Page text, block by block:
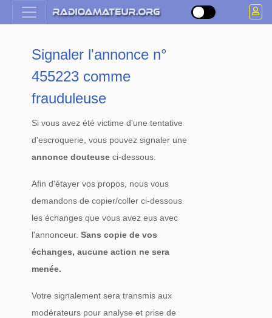
Signaler l'annonce n°
455223 comme
frauduleuse
Si vous avez été victime d'une tentative
d'escroquerie, vous pouvez signaler une
annonce douteuse ci-dessous.
Afin d'étayer vos propos, nous vous
demandons de copier/coller ci-dessous
les échanges que vous avez eus avec
l'annonceur.Sans copie de vos
échanges, aucune action ne sera
menée.
Votre signalement sera transmis aux
modérateurs pour analyse et prise de